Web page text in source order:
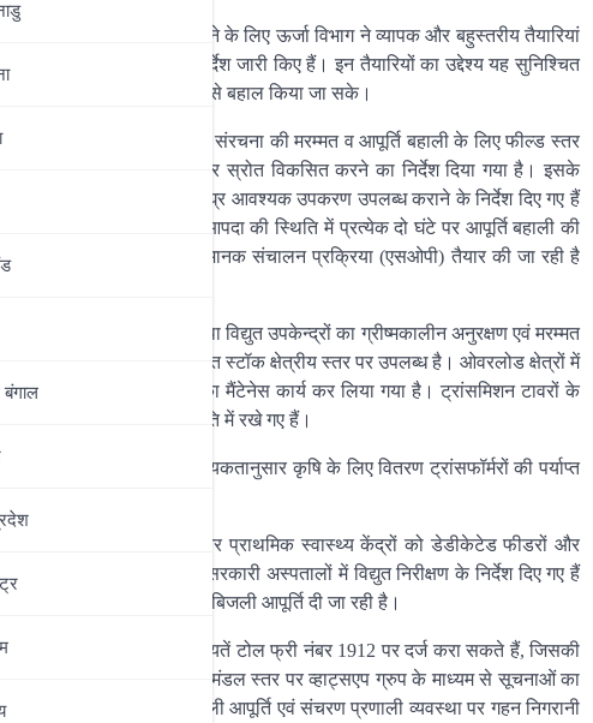
बंगाल
से प्रभावी रूप से निपटने के लिए ऊर्जा विभाग ने व्यापक और बहुस्तरीय तैयारियां
पाल ने स्पष्ट दिशा-निर्देश जारी किए हैं। इन तैयारियों का उद्देश्य यह सुनिश्चित
हो भी, तो उसे त्वरित गति से बहाल किया जा सके।
चाहिए तथा क्षतिग्रस्त संरचना की मरम्मत व आपूर्ति बहाली के लिए फील्ड स्तर
रखने और वैकल्पिक फीडर स्रोत विकसित करने का निर्देश दिया गया है। इसके
में तैनात कर्मियों को अतिशीघ्र आवश्यक उपकरण उपलब्ध कराने के निर्देश दिए गए हैं
यह भी तय किया है कि ऐसी आपदा की स्थिति में प्रत्येक दो घंटे पर आपूर्ति बहाली की
इन परिस्थितियों के लिए एक मानक संचालन प्रक्रिया (एसओपी) तैयार की जा रही है
फीडरों, एलटी लाइनों तथा विद्युत उपकेन्द्रों का ग्रीष्मकालीन अनुरक्षण एवं मरम्मत
हेतु सामग्रियों का पर्याप्त स्टॉक क्षेत्रीय स्तर पर उपलब्ध है। ओवरलोड क्षेत्रों में
राज्य के सभी ग्रिड उपकेंद्रों का मैंटेनेस कार्य कर लिया गया है। ट्रांसमिशन टावरों के
सिस्टम भी तैयार स्थिति में रखे गए हैं।
दिया गया है। आवश्यकतानुसार कृषि के लिए वितरण ट्रांसफॉर्मरों की पर्याप्त
अनुमंडलीय अस्पतालों और प्राथमिक स्वास्थ्य केंद्रों को डेडीकेटेड फीडरों और
है। राजधानी पटना के सभी सरकारी अस्पतालों में विद्युत निरीक्षण के निर्देश दिए गए हैं
पंप हाउसों को भी निर्बाध बिजली आपूर्ति दी जा रही है।
हैं। उपभोक्ता अपनी शिकायतें टोल फ्री नंबर 1912 पर दर्ज करा सकते हैं, जिसकी
समन्वय हेतु अंचल एवं प्रमंडल स्तर पर व्हाट्सएप ग्रुप के माध्यम से सूचनाओं का
से 24X7 पूरे राज्य में बिजली आपूर्ति एवं संचरण प्रणाली व्यवस्था पर गहन निगरानी